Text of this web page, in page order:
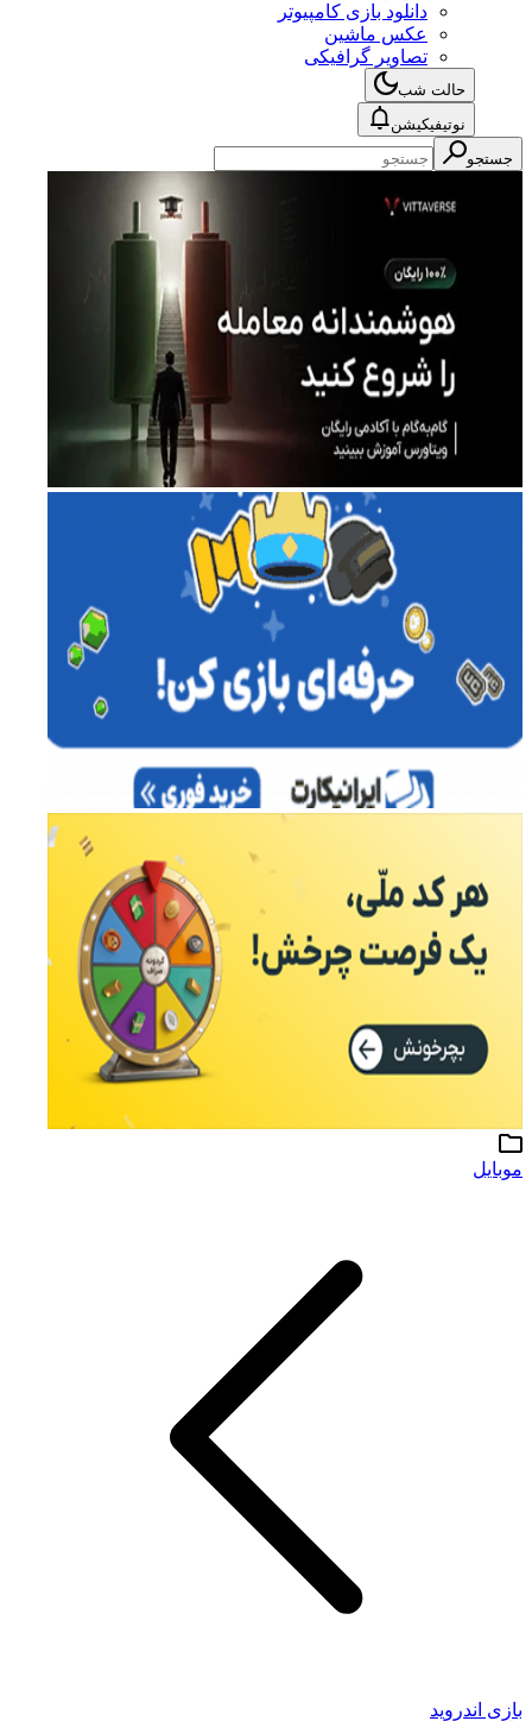
دانلود بازی کامپیوتر
عکس ماشین
تصاویر گرافیکی
حالت شب
نوتیفیکیشن
جستجو
موبایل
بازی اندروید